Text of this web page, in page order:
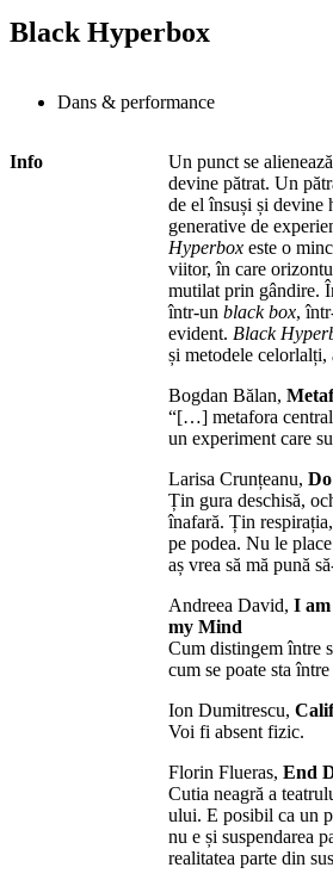
Black Hyperbox
Dans & performance
Info
Un punct se
devine pătrat. Un
de el însuși și devine
generative de
Hyperboxeste o
viitor, în care
mutilat prin gândire.
într-un black box,
evident. Black
și metodele celorlalți,
Bogdan Bălan,
“[…] metafora
un experiment care
Larisa Crunțeanu,
Țin gura deschisă,
înafară. Țin
pe podea. Nu le
aș vrea să mă pună
Andreea David, I
my Mind
Cum distingem între
cum se poate sta
Ion Dumitrescu,
Voi fi absent fizic.
Florin Flueras, End
Cutia neagră a
ului. E posibil ca un
nu e și suspendarea
realitatea parte din